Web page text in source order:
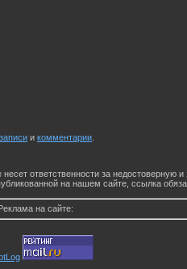
записи и комментарии
ответственности за
на нашем сайте, ссылка
на сайте: